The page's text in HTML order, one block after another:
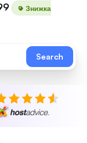
Знижка
Search